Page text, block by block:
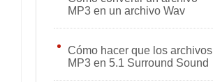
MP3 en un archivo Wav
Cómo hacer que los archivos
MP3 en 5.1 Surround Sound